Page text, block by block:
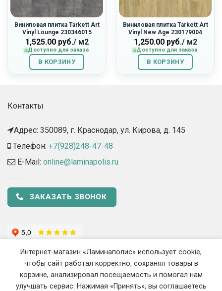
Виниловая плитка Tarkett Art
Vinyl Lounge 230346015
«Concrete»
1,525.00руб./ м2
Доступно для заказа
В КОРЗИНУ
Виниловая плитка Tarkett Art
Vinyl New Age 230179004
«Equilibre»
1,250.00руб./ м2
Доступно для заказа
В КОРЗИНУ
Контакты
Адрес: 350089, г. Краснодар, ул. Кирова, д. 145​
Телефон: +7(928)248-47-48
E-Mail: online@laminapolis.ru
ЗАКАЗАТЬ ЗВОНОК
Интернет-магазин «Ламинаполис» использует cookie,
чтобы сайт работал корректно, сохранял товары в
корзине, анализировал посещаемость и помогал нам
улучшать сервис. Нажимая «Принять», вы соглашаетесь